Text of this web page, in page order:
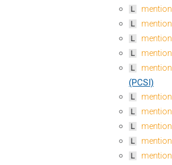
L
L
L
L
L
(PCSI)
L
L
L
L
L